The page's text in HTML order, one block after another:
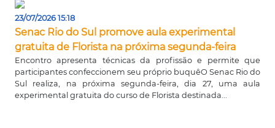
23/07/2026 15:18
Senac Rio do Sul promove aula experimental
gratuita de Florista na próxima segunda-feira
Encontro apresenta técnicas da profissão e permite que
participantes confeccionem seu próprio buquêO Senac Rio do
Sul realiza, na próxima segunda-feira, dia 27, uma aula
experimental gratuita do curso de Florista destinada...